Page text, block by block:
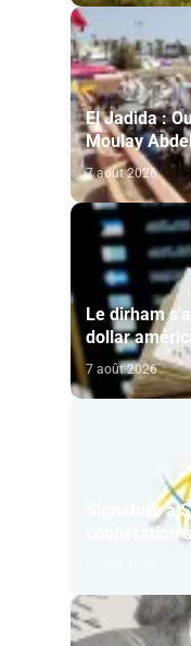
El Jadida :
Moulay
7 août 2026
Le dirham
dollar
(BAM)
7 août 2026
Signature à
coopération